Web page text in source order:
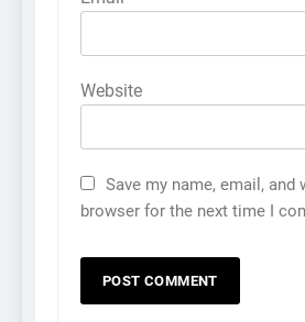
Website
Save my name, email, and
browser for the next time I